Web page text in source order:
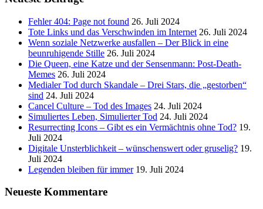
Fehler 404: Page not found 26. Juli 2024
Tote Links und das Verschwinden im Internet 26. Juli 2024
Wenn soziale Netzwerke ausfallen – Der Blick in eine
beunruhigende Stille 26. Juli 2024
Die Queen, eine Katze und der Sensenmann: Post-Death-
Memes 26. Juli 2024
Medialer Tod durch Skandale – Drei Stars, die „gestorben“
sind 24. Juli 2024
Cancel Culture – Tod des Images 24. Juli 2024
Simuliertes Leben, Simulierter Tod 24. Juli 2024
Resurrecting Icons – Gibt es ein Vermächtnis ohne Tod? 19.
Juli 2024
Digitale Unsterblichkeit – wünschenswert oder gruselig? 19.
Juli 2024
Legenden bleiben für immer 19. Juli 2024
Neueste Kommentare